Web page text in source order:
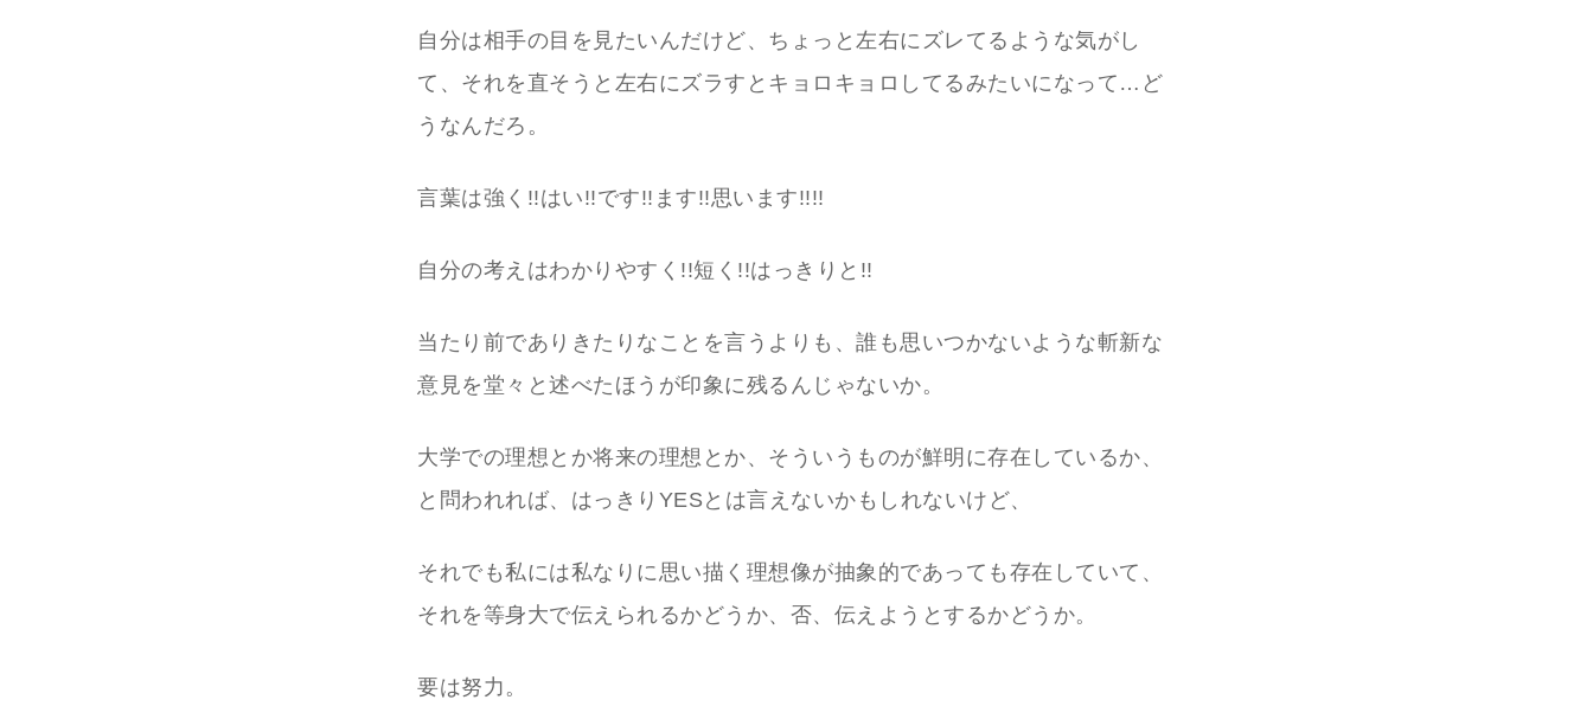
自分は相手の目を見たいんだけど、ちょっと左右にズレてるような気がし
て、それを直そうと左右にズラすとキョロキョロしてるみたいになって…ど
うなんだろ。
言葉は強く!!はい!!です!!ます!!思います!!!!
自分の考えはわかりやすく!!短く!!はっきりと!!
当たり前でありきたりなことを言うよりも、誰も思いつかないような斬新な
意見を堂々と述べたほうが印象に残るんじゃないか。
大学での理想とか将来の理想とか、そういうものが鮮明に存在しているか、
と問われれば、はっきりYESとは言えないかもしれないけど、
それでも私には私なりに思い描く理想像が抽象的であっても存在していて、
それを等身大で伝えられるかどうか、否、伝えようとするかどうか。
要は努力。